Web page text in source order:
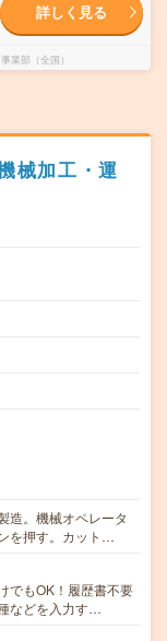
詳しく見る
業部（全国）
械加工・運
造。機械オペレータ
を押す。カット…
でもOK！履歴書不要
などを入力す…